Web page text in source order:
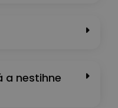
a nestihne